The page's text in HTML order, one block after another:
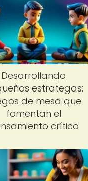
Desarrollando
estrategas:
de mesa que
fomentan el
crítico